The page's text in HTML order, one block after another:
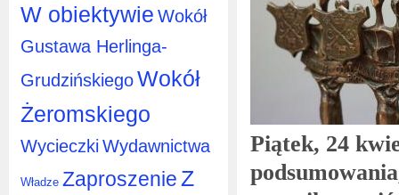
W obiektywie Wokół
Gustawa Herlinga-
GrudzińskiegoWokół
Żeromskiego
Wycieczki Wydawnictwa
Władze ZaproszenieZ
Piątek, 24